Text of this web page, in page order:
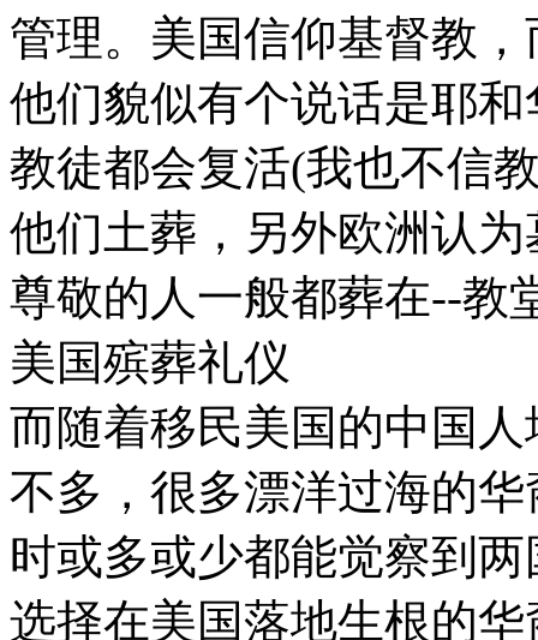
管理。美国信仰基督教
他们貌似有个说话是耶
教徒都会复活(我也不信
他们土葬，另外欧洲认
尊敬的人一般都葬在--教
美国殡葬礼仪
而随着移民美国的中国
不多，很多漂洋过海的
时或多或少都能觉察到
选择在美国落地生根的